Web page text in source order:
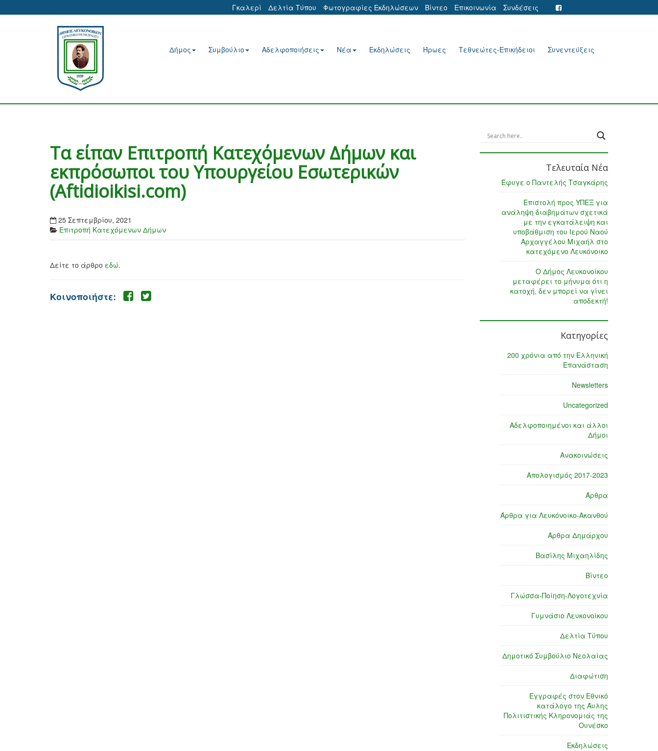
Γκαλερί Δελτία Τύπου Φωτογραφίες Εκδηλώσεων Βίντεο Επικοινωνία Συνδέσεις
Δήμος Συμβούλιο Αδελφοποιήσεις Νέα Εκδηλώσεις Ήρωες Τεθνεώτες-Επικήδειοι Συνεντεύξεις
Τα είπαν Επιτροπή Κατεχόμενων Δήμων και
εκπρόσωποι του Υπουργείου Εσωτερικών
(Aftidioikisi.com)
25 Σεπτεμβρίου, 2021
Επιτροπή Κατεχόμενων Δήμων
Δείτε το άρθρο εδώ.
Κοινοποιήστε:
Τελευταία Νέα
Έφυγε ο Παντελής Τσαγκάρης
Επιστολή προς ΥΠΕΞ για
ανάληψη διαβημάτων σχετικά
με την εγκατάλειψη και
υποβάθμιση του Ιερού Ναού
Αρχαγγέλου Μιχαήλ στο
κατεχόμενο Λευκόνοικο
Ο Δήμος Λευκονοίκου
μεταφέρει το μήνυμα ότι η
κατοχή, δεν μπορεί να γίνει
αποδεκτή!
Κατηγορίες
200 χρόνια από την Ελληνική
Επανάσταση
Newsletters
Uncategorized
Αδελφοποιημένοι και άλλοι
Δήμοι
Ανακοινώσεις
Απολογισμός 2017-2023
Άρθρα
Άρθρα για Λευκόνοικο-Ακανθού
Άρθρα Δημάρχου
Βασίλης Μιχαηλίδης
Βίντεο
Γλώσσα-Ποίηση-Λογοτεχνία
Γυμνάσιο Λευκονοίκου
Δελτία Τύπου
Δημοτικό Συμβούλιο Νεολαίας
Διαφώτιση
Εγγραφές στον Εθνικό
κατάλογο της Άυλης
Πολιτιστικής Κληρονομιάς της
Ουνέσκο
Εκδηλώσεις